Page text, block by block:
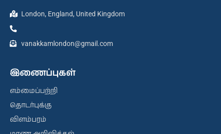
London, England, United Kingdom
vanakkamlondon@gmail.com
இணைப்புகள்
எம்மைப்பற்றி
தொடர்புக்கு
விளம்பரம்